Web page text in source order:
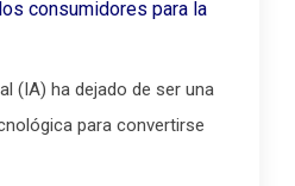
consumidores para la
(IA) ha dejado de ser una
para convertirse